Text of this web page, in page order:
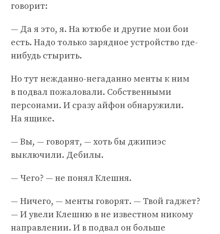
говорит:
— Да я это, я. На ютюбе и другие мои бои
есть. Надо только зарядное устройство где-
нибудь стырить.
Но тут нежданно-негаданно менты к ним
в подвал пожаловали. Собственными
персонами. И сразу айфон обнаружили.
На ящике.
— Вы, — говорят, — хоть бы джипиэс
выключили. Дебилы.
— Чего? — не понял Клешня.
— Ничего, — менты говорят. — Твой гаджет?
— И увели Клешню в не известном никому
направлении. И в подвал он больше